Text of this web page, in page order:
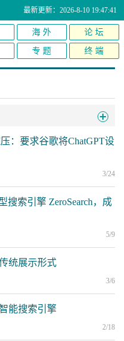
最新更新：2026-8-10 19:47:41
海 外 论 坛
专 题 终 端
：要求谷歌将ChatGPT设
3/24
索引擎 ZeroSearch，成
5/9
统展示形式
3/6
能搜索引擎
2/18